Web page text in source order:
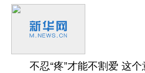
不忍“疼”才能不割爱 这个